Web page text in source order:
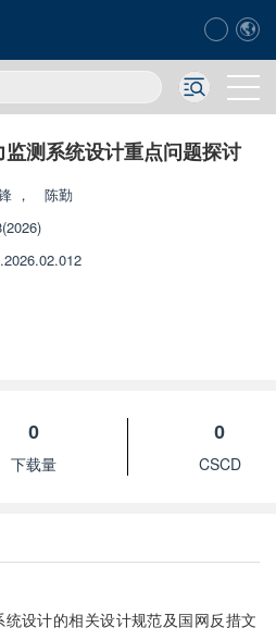
测系统设计重点问题探讨
，
陈勤
0
下载量
0
CSCD
设计的相关设计规范及国网反措文